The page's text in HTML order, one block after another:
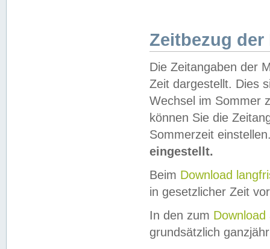
Zeitbezug der
Die Zeitangaben der
Zeit dargestellt. Dies
Wechsel im Sommer
können Sie die
Sommerzeit
eingestellt.
Beim Download
in gesetzlicher Zeit
In den zum Download
grundsätzlich